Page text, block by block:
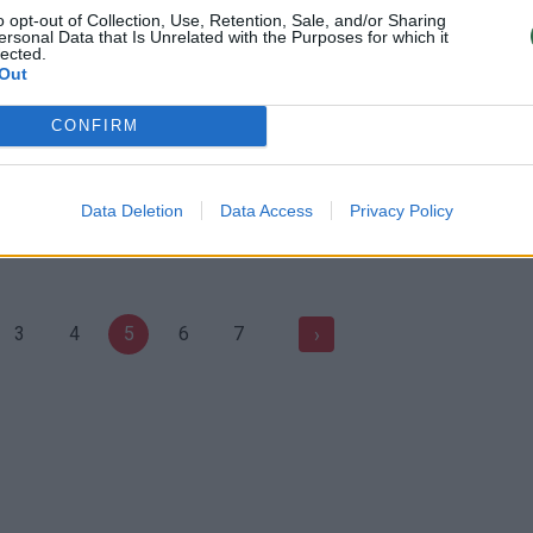
opt-out of Collection, Use, Retention, Sale, and/or Sharing
Data that Is Unrelated with the Purposes for which it
CONFIRM
Data Deletion Data Access Privacy Policy
Žinios | Lietuvos diena
3 4 5 6 7 ›